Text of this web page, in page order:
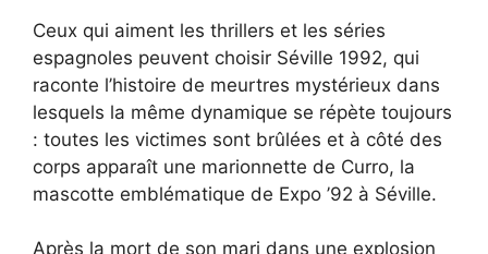
Ceux qui aiment les thrillers et les séries
espagnoles peuvent choisir Séville 1992, qui
raconte l’histoire de meurtres mystérieux dans
lesquels la même dynamique se répète toujours
: toutes les victimes sont brûlées et à côté des
corps apparaît une marionnette de Curro, la
mascotte emblématique de Expo ’92 à Séville.
Après la mort de son mari dans une explosion